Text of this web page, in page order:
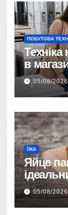
ПОБУТОВА
в
05/08/2026
ЇЖА
Яйце
05/08/